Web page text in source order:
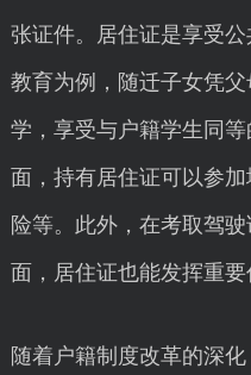
张证件。居住证是享受
教育为例，随迁子女凭
学，享受与户籍学生同
面，持有居住证可以参
险等。此外，在考取驾
面，居住证也能发挥重要
随着户籍制度改革的深